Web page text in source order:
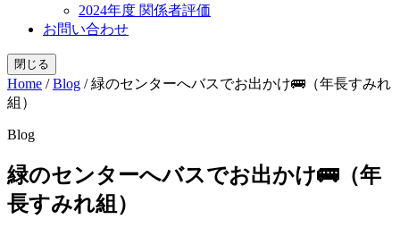
2024年度 関係者評価
お問い合わせ
閉じる
Home /Blog /緑のセンターへバスでお出かけ🚌（年長すみれ
組）
Blog
緑のセンターへバスでお出かけ🚌（年
長すみれ組）